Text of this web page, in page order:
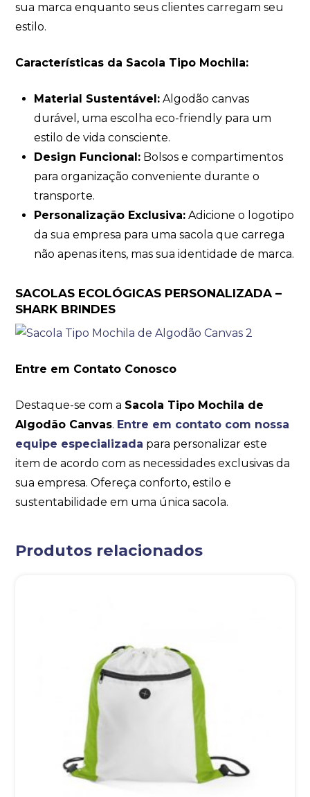
sua marca enquanto seus clientes carregam seu
estilo.
Características da Sacola Tipo Mochila:
Material Sustentável:Algodão canvas
durável, uma escolha eco-friendly para um
estilo de vida consciente.
Design Funcional:Bolsos e compartimentos
para organização conveniente durante o
transporte.
Personalização Exclusiva:Adicione o logotipo
da sua empresa para uma sacola que carrega
não apenas itens, mas sua identidade de marca.
SACOLAS ECOLÓGICAS PERSONALIZADA –
SHARK BRINDES
Entre em Contato Conosco
Destaque-se com a Sacola Tipo Mochila de
Algodão Canvas. Entre em contato com nossa
equipe especializada para personalizar este
item de acordo com as necessidades exclusivas da
sua empresa. Ofereça conforto, estilo e
sustentabilidade em uma única sacola.
Produtos relacionados